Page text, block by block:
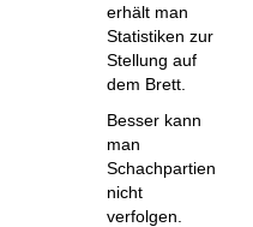
erhält man
Statistiken zur
Stellung auf
dem Brett.
Besser kann
man
Schachpartien
nicht
verfolgen.